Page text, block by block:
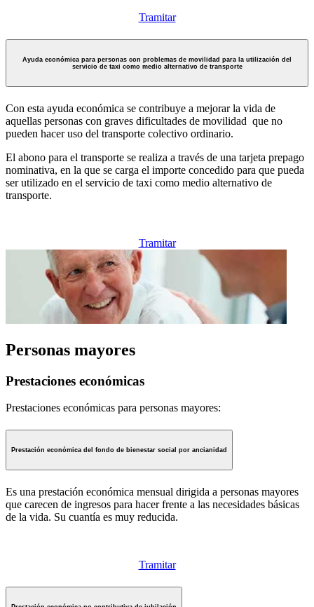
Tramitar
Ayuda económica para personas con problemas de movilidad para la utilización del
servicio de taxi como medio alternativo de transporte
Con esta ayuda económica se contribuye a mejorar la vida de
aquellas personas con graves dificultades de movilidad que no
pueden hacer uso del transporte colectivo ordinario.
El abono para el transporte se realiza a través de una tarjeta prepago
nominativa, en la que se carga el importe concedido para que pueda
ser utilizado en el servicio de taxi como medio alternativo de
transporte.
Tramitar
Personas mayores
Prestaciones económicas
Prestaciones económicas para personas mayores:
Prestación económica del fondo de bienestar social por ancianidad
Es una prestación económica mensual dirigida a personas mayores
que carecen de ingresos para hacer frente a las necesidades básicas
de la vida. Su cuantía es muy reducida.
Tramitar